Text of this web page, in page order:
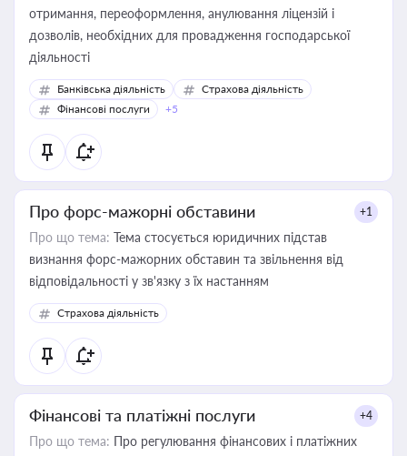
отримання, переоформлення, анулювання ліцензій і
дозволів, необхідних для провадження господарської
діяльності
Банківська діяльність
Страхова діяльність
Фінансові послуги
+5
Про форс-мажорні обставини +1
Про що тема: Тема стосується юридичних підстав
визнання форс-мажорних обставин та звільнення від
відповідальності у зв'язку з їх настанням
Страхова діяльність
Фінансові та платіжні послуги +4
Про що тема: Про регулювання фінансових і платіжних